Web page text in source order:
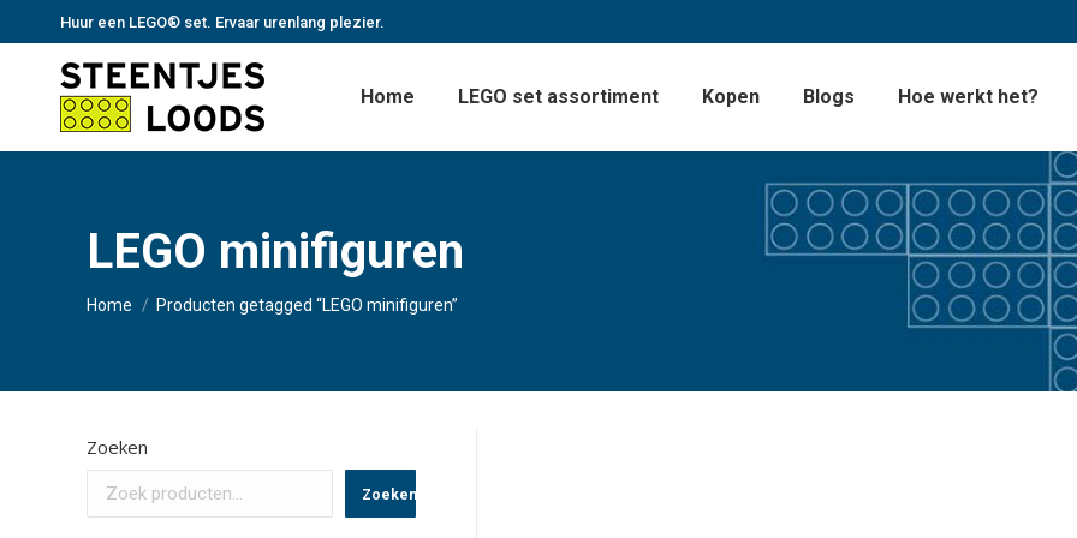
Huur een LEGO® set. Ervaar urenlang plezier.
Home LEGO set assortiment Kopen Blogs Hoe werkt het?
LEGO minifiguren
Je bent hier:
Home Producten getagged “LEGO minifiguren”
Zoeken
Zoeken